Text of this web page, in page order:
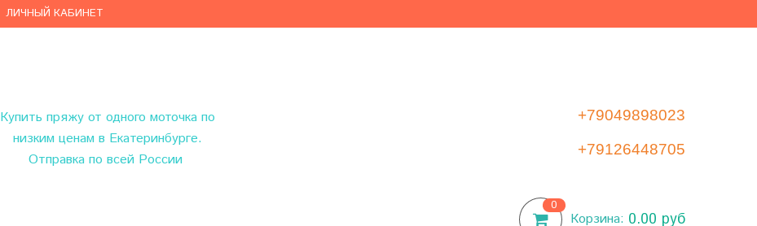
ЛИЧНЫЙ КАБИНЕТ
Купить пряжуот одного моточка по
низким ценам в Екатеринбурге.
Отправка по всей России
+79049898023
+79126448705
0
Корзина: 0.00 руб